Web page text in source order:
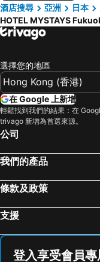
酒店搜尋
亞洲 日本
HOTEL MYSTAYS
選擇您的地區
在 Google 上新增
輕鬆找到我們的結果：在
trivago 新增為首選來源。
公司
我們的產品
條款及政策
支援
登入享受會員